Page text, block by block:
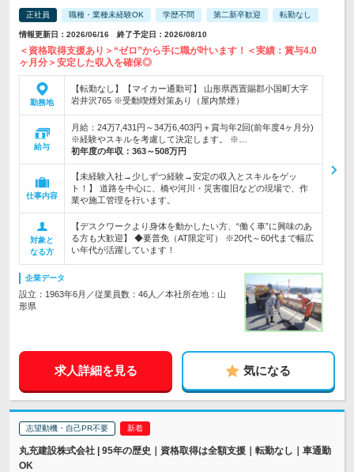
正社員 職種・業種未経験OK 学歴不問 第二新卒歓迎 転勤なし
情報更新日：2026/06/16 終了予定日：2026/08/10
＜資格取得支援あり＞“ゼロ”から手に職が叶います！＜実績：賞与4.0
ヶ月分＞安定した収入を確保◎
勤務地
【転勤なし】【マイカー通勤可】 山形県西置賜郡小国町大字
岩井沢765 ※受動喫煙対策あり（屋内禁煙）
給与
月給：24万7,431円～34万6,403円＋賞与年2回(前年度4ヶ月分)
※経験やスキルを考慮して決定します。 ※…
初年度の年収： 363～508万円
仕事内容
【未経験入社→少しずつ経験→安定の収入とスキルをゲッ
ト！】 道路を中心に、橋や河川・災害復旧などの現場で、作
業や施工管理を行います。
対象と
なる方
【デスクワークより身体を動かしたい方、“働く車”に興味のあ
る方も大歓迎】 ◆要普免（AT限定可） ※20代～60代まで幅広
い年代が活躍しています！
企業データ
設立：1963年6月／従業員数：46人／本社所在地：山
形県
求人詳細を見る 気になる
志望動機・自己PR不要
丸充建設株式会社 | 95年の歴史｜資格取得は全額支援｜転勤なし｜車通勤
OK